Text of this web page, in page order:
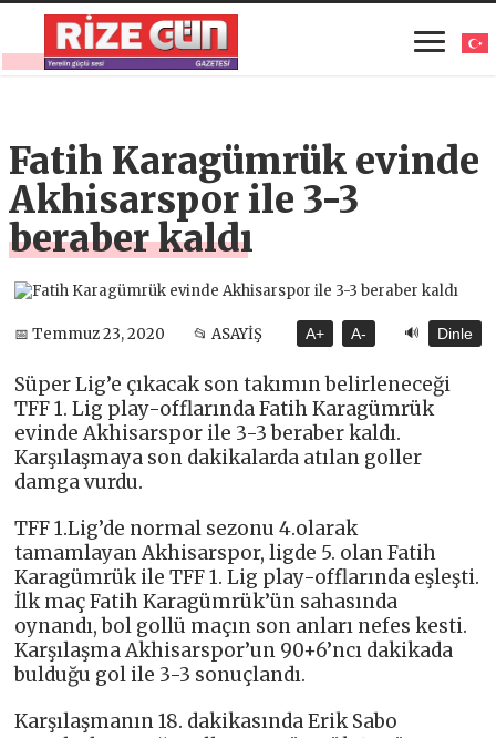
Fatih Karagümrük evinde
Akhisarspor ile 3-3
beraber kaldı
📅 Temmuz 23, 2020 📂 ASAYİŞ A+ A- 🔊 Dinle
Süper Lig’e çıkacak son takımın belirleneceği
TFF 1. Lig play-offlarında Fatih Karagümrük
evinde Akhisarspor ile 3-3 beraber kaldı.
Karşılaşmaya son dakikalarda atılan goller
damga vurdu.
TFF 1.Lig’de normal sezonu 4.olarak
tamamlayan Akhisarspor, ligde 5. olan Fatih
Karagümrük ile TFF 1. Lig play-offlarında eşleşti.
İlk maç Fatih Karagümrük’ün sahasında
oynandı, bol gollü maçın son anları nefes kesti.
Karşılaşma Akhisarspor’un 90+6’ncı dakikada
bulduğu gol ile 3-3 sonuçlandı.
Karşılaşmanın 18. dakikasında Erik Sabo